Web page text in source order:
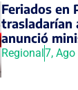
Feriados en
trasladarían
anunció
Regional 7,